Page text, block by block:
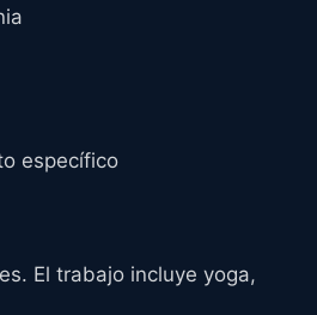
específico
El trabajo incluye yoga,